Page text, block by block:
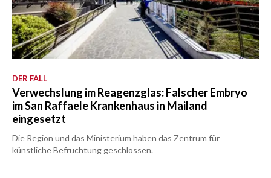
DER FALL
Verwechslung im Reagenzglas: Falscher Embryo
im San Raffaele Krankenhaus in Mailand
eingesetzt
Die Region und das Ministerium haben das Zentrum für
künstliche Befruchtung geschlossen.